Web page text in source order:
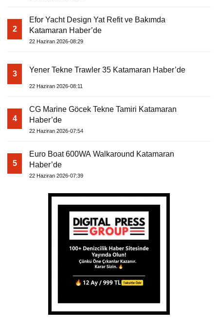
2
Efor Yacht Design Yat Refit ve Bakımda
Katamaran Haber’de
22 Haziran 2026-08:29
3 Yener Tekne Trawler 35 Katamaran Haber’de
22 Haziran 2026-08:11
4
CG Marine Göcek Tekne Tamiri Katamaran
Haber’de
22 Haziran 2026-07:54
5
Euro Boat 600WA Walkaround Katamaran
Haber’de
22 Haziran 2026-07:39